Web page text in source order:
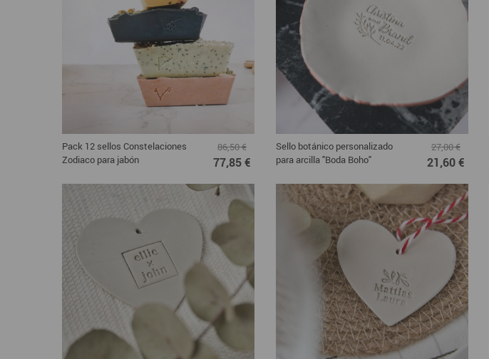
Pack 12 sellos Constelaciones
Zodiaco para jabón
86,50 €
77,85 €
Sello botánico personalizado
para arcilla "Boda Boho"
27,00 €
21,60 €